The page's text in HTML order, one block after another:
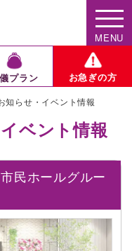
MENU
プラン お急ぎの方
知らせ・イベント情報
ベント情報
民ホールグルー